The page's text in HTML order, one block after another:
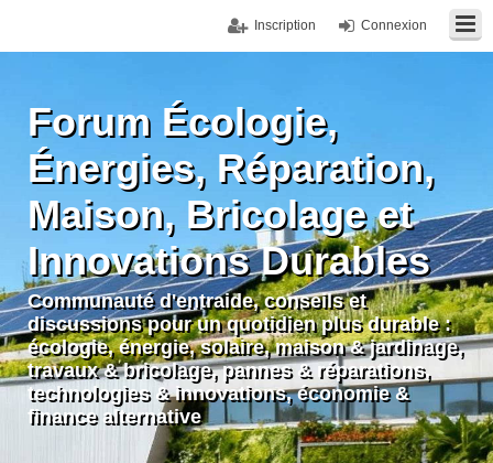
Connexion
Inscription
Forum Écologie,
Énergies, Réparation,
Maison, Bricolage et
Innovations Durables
Communauté d'entraide, conseils et
discussions pour un quotidien plus durable :
écologie, énergie, solaire, maison & jardinage,
travaux & bricolage, pannes & réparations,
technologies & innovations, économie &
finance alternative